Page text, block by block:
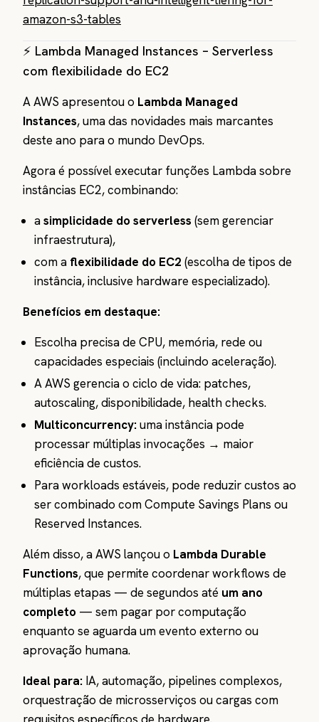
amazon-s3-tables
⚡ Lambda Managed Instances – Serverless
com flexibilidade do EC2
A AWS apresentou o Lambda Managed
Instances, uma das novidades mais marcantes
deste ano para o mundo DevOps.
Agora é possível executar funções Lambda sobre
instâncias EC2, combinando:
asimplicidade do serverless (sem gerenciar
infraestrutura),
com a flexibilidade do EC2 (escolha de tipos de
instância, inclusive hardware especializado).
Benefícios em destaque:
Escolha precisa de CPU, memória, rede ou
capacidades especiais (incluindo aceleração).
A AWS gerencia o ciclo de vida: patches,
autoscaling, disponibilidade, health checks.
Multiconcurrency:uma instância pode
processar múltiplas invocações → maior
eficiência de custos.
Para workloads estáveis, pode reduzir custos ao
ser combinado com Compute Savings Plans ou
Reserved Instances.
Além disso, a AWS lançou o Lambda Durable
Functions, que permite coordenar workflows de
múltiplas etapas — de segundos até um ano
completo — sem pagar por computação
enquanto se aguarda um evento externo ou
aprovação humana.
Ideal para: IA, automação, pipelines complexos,
orquestração de microsserviços ou cargas com